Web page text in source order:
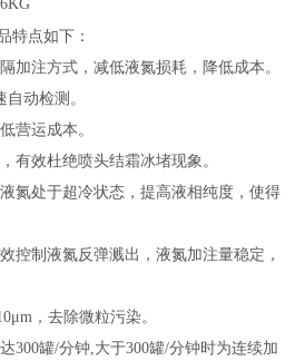
特点如下：
注方式，减低液氮损耗，降低成本。
动检测。
运成本。
效杜绝喷头结霜冰堵现象。
处于超冷状态，提高液相纯度，使得
制液氮反弹溅出，液氮加注量稳定，
，去除微粒污染。
罐/分钟,大于300罐/分钟时为连续加